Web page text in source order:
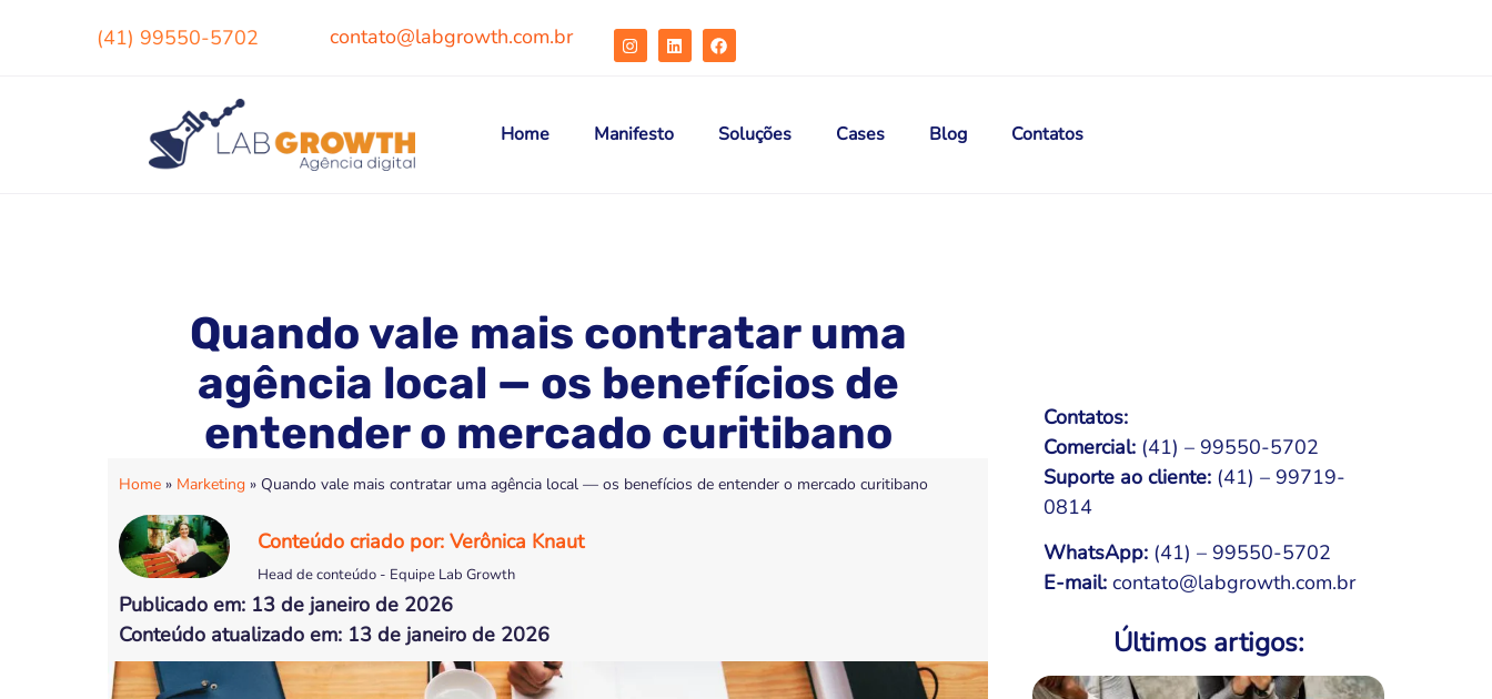
(41) 99550-5702 contato@labgrowth.com.br
Home Manifesto Soluções Cases Blog Contatos
Quando vale mais contratar uma
agência local — os benefícios de
entender o mercado curitibano
Home » Marketing » Quando vale mais contratar uma agência local — os benefícios de entender o mercado curitibano
Conteúdo criado por: Verônica Knaut
Head de conteúdo - Equipe Lab Growth
Publicado em: 13 de janeiro de 2026
Conteúdo atualizado em: 13 de janeiro de 2026
Contatos:
Comercial: (41) – 99550-5702
Suporte ao cliente: (41) – 99719-
0814
WhatsApp: (41) – 99550-5702
E-mail: contato@labgrowth.com.br
Últimos artigos: